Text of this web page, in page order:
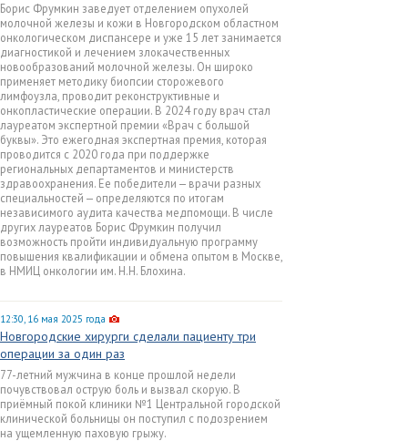
Борис Фрумкин заведует отделением опухолей
молочной железы и кожи в Новгородском областном
онкологическом диспансере и уже 15 лет занимается
диагностикой и лечением злокачественных
новообразований молочной железы. Он широко
применяет методику биопсии сторожевого
лимфоузла, проводит реконструктивные и
онкопластические операции. В 2024 году врач стал
лауреатом экспертной премии «Врач с большой
буквы». Это ежегодная экспертная премия, которая
проводится с 2020 года при поддержке
региональных департаментов и министерств
здравоохранения. Ее победители — врачи разных
специальностей — определяются по итогам
независимого аудита качества медпомощи. В числе
других лауреатов Борис Фрумкин получил
возможность пройти индивидуальную программу
повышения квалификации и обмена опытом в Москве,
в НМИЦ онкологии им. Н.Н. Блохина.
12:30, 16 мая 2025 года
Новгородские хирурги сделали пациенту три
операции за один раз
77-летний мужчина в конце прошлой недели
почувствовал острую боль и вызвал скорую. В
приёмный покой клиники №1 Центральной городской
клинической больницы он поступил с подозрением
на ущемленную паховую грыжу.